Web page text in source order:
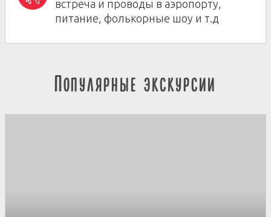
встреча и проводы в аэропорту,
питание, фолькорные шоу и т.д
Популярные экскурсии